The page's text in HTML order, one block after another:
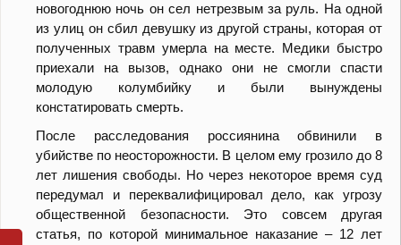
новогоднюю ночь он сел нетрезвым за руль. На одной
из улиц он сбил девушку из другой страны, которая от
полученных травм умерла на месте. Медики быстро
приехали на вызов, однако они не смогли спасти
молодую колумбийку и были вынуждены
констатировать смерть.
После расследования россиянина обвинили в
убийстве по неосторожности. В целом ему грозило до 8
лет лишения свободы. Но через некоторое время суд
передумал и переквалифицировал дело, как угрозу
общественной безопасности. Это совсем другая
статья, по которой минимальное наказание – 12 лет